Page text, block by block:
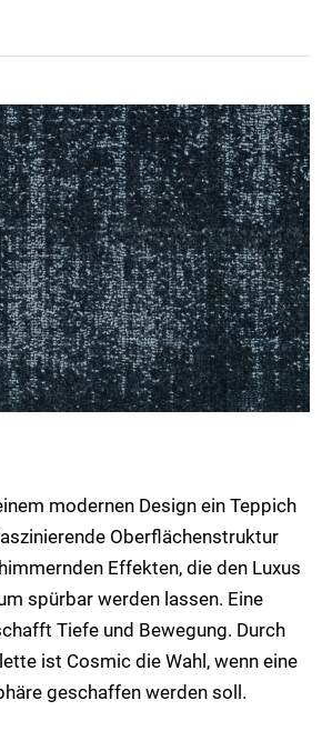
modernen Design ein Teppich
Oberflächenstruktur
Effekten, die den Luxus
spürbar werden lassen. Eine
Tiefe und Bewegung. Durch
ist Cosmic die Wahl, wenn eine
geschaffen werden soll.